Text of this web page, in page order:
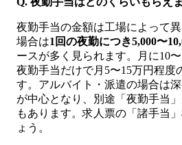
夜勤手当の金額は工場によって
場合は1回の夜勤につき5,000〜
ースが多く見られます。月に10
夜勤手当だけで月5〜15万円程度
す。アルバイト・派遣の場合は深
が中心となり、別途「夜勤手当
もあります。求人票の「諸手当
ょう。